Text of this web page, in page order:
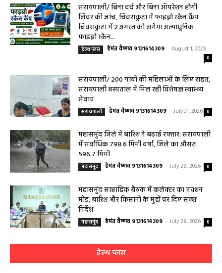
सरायपाली/ बिना दर्द और बिना ऑपरेशन होगी
लिवर की जांच, चिवराकुटा में फाइब्रो स्कैन कैंप
चिवराकुटा में 2 अगस्त को लगेगा अत्याधुनिक
फाइब्रो स्कैन...
हेल्थ प्लस हेमंत वैष्णव 9131614309 - August 1, 2026
0
सरायपाली/ 200 गांवों की महिलाओं के लिए राहत,
सरायपाली अस्पताल में मिल रही विशेषज्ञ स्वास्थ्य
सेवाएं
सरायपाली हेमंत वैष्णव 9131614309 - July 31, 2026 0
महासमुंद जिले में बारिश ने बढ़ाई रफ्तार: सरायपाली
में सर्वाधिक 798.6 मिमी वर्षा, जिले का औसत
596.7 मिमी
महासमुंद हेमंत वैष्णव 9131614309 - July 28, 2026 0
महासमुंद साप्ताहिक बैठक में कलेक्टर का एक्शन
मोड, बारिश और किसानों के मुद्दों पर दिए सख्त
निर्देश
महासमुंद हेमंत वैष्णव 9131614309 - July 28, 2026 0
हेल्थ प्लस